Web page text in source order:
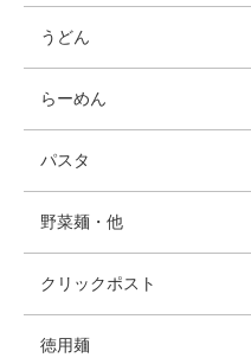
うどん
らーめん
パスタ
野菜麺・他
クリックポスト
徳用麺